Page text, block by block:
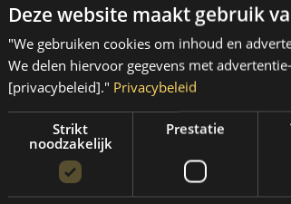
Only 3 left
Op voorraad verzending
binnen 1 a 2 werkdagen.
Boven de 50,- gratis
verzending. (NL & BE)
€18,85
Vergelijk
Deze website maakt gebruik
"We gebruiken cookies om inhoud en
We delen hiervoor gegevens met
[privacybeleid]." Privacybeleid
Strikt
noodzakelijk
Prestatie